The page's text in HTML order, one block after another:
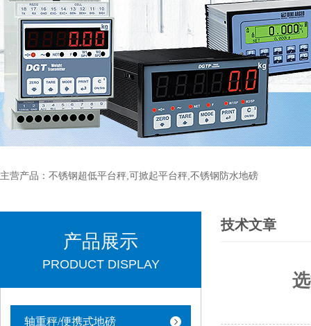
主营产品：不锈钢超低平台秤,可掀起平台秤,不锈钢防水地磅
产品展示
PRODUCT DISPLAY
轴重秤/便携式地磅
技术文章